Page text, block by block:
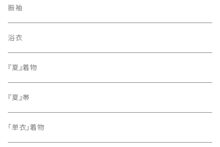
紬
色無地
小紋
留袖
袋帯
名古屋帯
振袖
浴衣
『夏』着物
『夏』帯
「単衣」着物